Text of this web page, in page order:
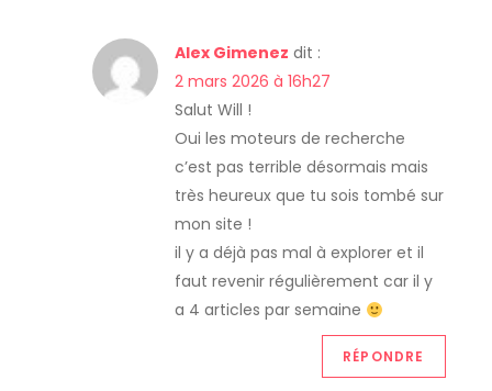
Alex Gimenez dit :
2 mars 2026 à 16h27
Salut Will !
Oui les moteurs de recherche
c’est pas terrible désormais mais
très heureux que tu sois tombé sur
mon site !
il y a déjà pas mal à explorer et il
faut revenir régulièrement car il y
a 4 articles par semaine
RÉPONDRE